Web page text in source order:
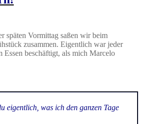
späten Vormittag saßen wir beim
zusammen. Eigentlich war jeder
Essen beschäftigt, als mich Marcelo
eigentlich, was ich den ganzen Tage